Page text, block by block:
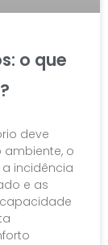
o que
deve
o
incidência
e as